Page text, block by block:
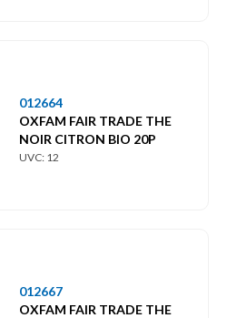
012664
OXFAM FAIR TRADE THE
NOIR CITRON BIO 20P
UVC: 12
012667
OXFAM FAIR TRADE THE